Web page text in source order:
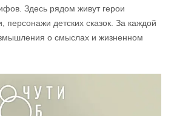
Здесь рядом живут герои
персонажи детских сказок. За каждой
о смыслах и жизненном